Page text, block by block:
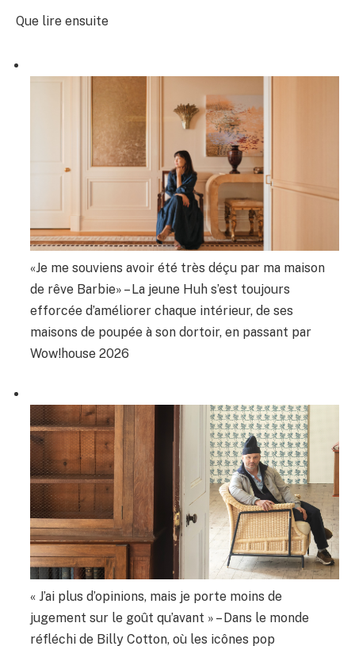
Que lire ensuite
«Je me souviens avoir été très déçu par ma maison
de rêve Barbie» – La jeune Huh s’est toujours
efforcée d’améliorer chaque intérieur, de ses
maisons de poupée à son dortoir, en passant par
Wow!house 2026
« J’ai plus d’opinions, mais je porte moins de
jugement sur le goût qu’avant » – Dans le monde
réfléchi de Billy Cotton, où les icônes pop